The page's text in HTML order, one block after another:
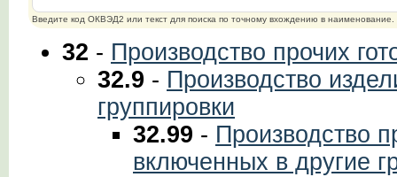
Введите код ОКВЭД2 или текст для поиска по точному вхождению в наименование.
32 - Производство прочих
32.9 - Производство
группировки
32.99 - Производство
включенных в другие